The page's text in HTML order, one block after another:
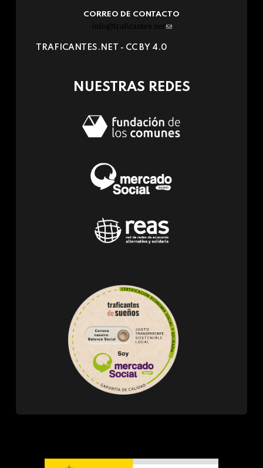
CORREO DE CONTACTO
info@traficantes.net (link
e-
TRAFICANTES.NET - CC BY 4.0
NUESTRAS REDES